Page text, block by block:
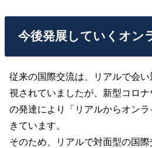
今後発展していくオン
従来の国際交流は、リアルで会
視されていましたが、新型コロ
の発達により「リアルからオン
きています。
そのため、リアルで対面型の国